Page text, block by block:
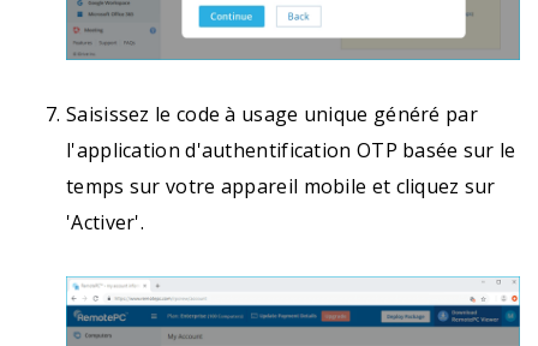
Saisissez le code à usage unique généré par
l'application d'authentification OTP basée sur le
temps sur votre appareil mobile et cliquez sur
'Activer'.